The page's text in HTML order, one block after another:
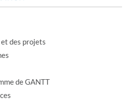
des projets
de GANTT